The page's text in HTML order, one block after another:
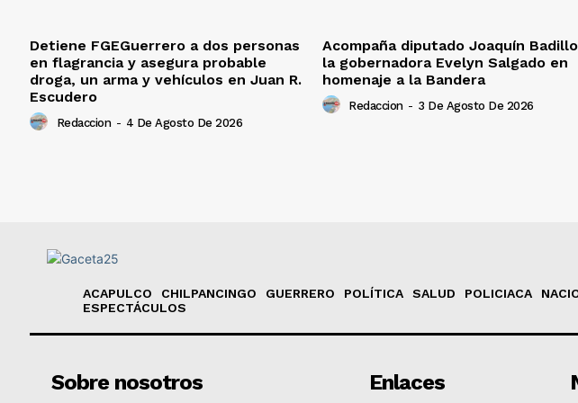
Detiene FGEGuerrero a dos personas
en flagrancia y asegura probable
droga, un arma y vehículos en Juan R.
Escudero
Redaccion - 4 De Agosto De 2026
Acompaña diputado Joaquín
la gobernadora Evelyn Salgado en
homenaje a la Bandera
Redaccion - 3 De Agosto De 2026
ACAPULCO CHILPANCINGO GUERRERO POLÍTICA SALUD POLICIACA
ESPECTÁCULOS
Sobre nosotros Enlaces